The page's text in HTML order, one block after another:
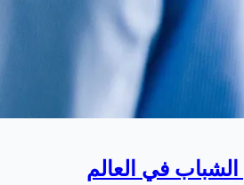
الشباب في العالم